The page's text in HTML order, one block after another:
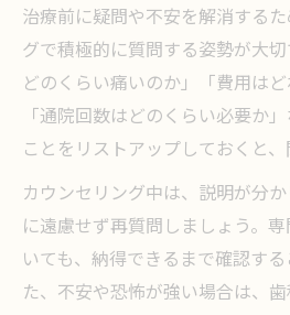
治療前に疑問や不安を解消する
グで積極的に質問する姿勢が大
どのくらい痛いのか」「費用はど
「通院回数はどのくらい必要か
ことをリストアップしておくと、
カウンセリング中は、説明が分
に遠慮せず再質問しましょう。
いても、納得できるまで確認す
た、不安や恐怖が強い場合は、